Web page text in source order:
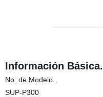
Información Básica.
No. de Modelo.
SUP-P300